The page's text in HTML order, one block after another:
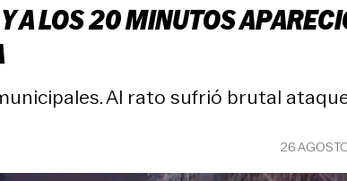
LOS 20 MINUTOS
Al rato sufrió brutal
26